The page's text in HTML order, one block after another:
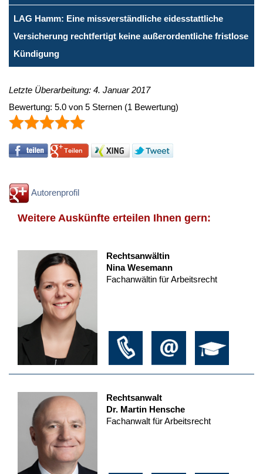
LAG Hamm: Eine missverständliche eidesstattliche
Versicherung rechtfertigt keine außerordentliche fristlose
Kündigung
Letzte Überarbeitung: 4. Januar 2017
Bewertung: 5.0 von 5 Sternen (1 Bewertung)
Autorenprofil
Weitere Auskünfte erteilen Ihnen gern:
Rechtsanwältin
Nina Wesemann
Fachanwältin für Arbeitsrecht
Rechtsanwalt
Dr. Martin Hensche
Fachanwalt für Arbeitsrecht